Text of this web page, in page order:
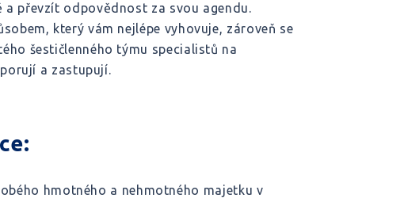
převzít odpovědnost za svou agendu.
který vám nejlépe vyhovuje, zároveň se
šestičlenného týmu specialistů na
a zastupují.
hmotného a nehmotného majetku v